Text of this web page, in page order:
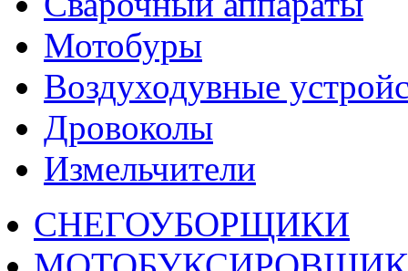
Мотобуры
Воздуходувные
Дровоколы
Измельчители
СНЕГОУБОРЩИКИ